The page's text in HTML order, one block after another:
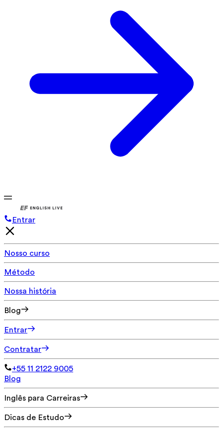
Entrar
Nosso curso
Método
Nossa história
Blog
Entrar
Contratar
+55 11 2122 9005
Blog
Inglês para Carreiras
Dicas de Estudo